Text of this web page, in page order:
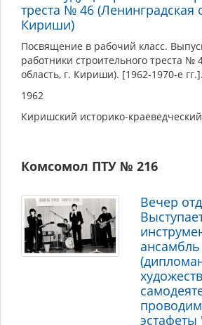
треста № 46 (Ленинградская
Кириши)
Посвящение в рабочий класс.
работники строительного треста №
область, г. Кириши). [1962-1970-е гг.].
1962
Киришский историко-
Комсомол ПТУ № 216
Вечер
эстафеты